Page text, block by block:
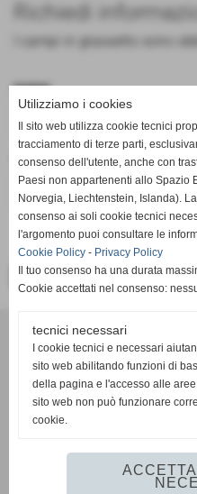
Richiedi
I campi in grassetto sono
nome
cognome
<< PRECEDENTE
Incart Di Pasqualetti
Via Secondo Viale, 33
tel. 0587 735619
P. IVA
Privacy
Utilizziamo i cookies
Il sito web utilizza cookie tecnici
tracciamento di terze parti,
consenso dell'utente, anche con
Paesi non appartenenti allo Spazio
Norvegia, Liechtenstein, Islanda).
consenso ai soli cookie tecnici
l'argomento puoi consultare le
Cookie Policy - Privacy Policy
Il tuo consenso ha una durata
Cookie accettati nel consenso:
tecnici necessari
I cookie tecnici e necessari
sito web abilitando funzioni di
della pagina e l'accesso alle aree
sito web non può funzionare
cookie.